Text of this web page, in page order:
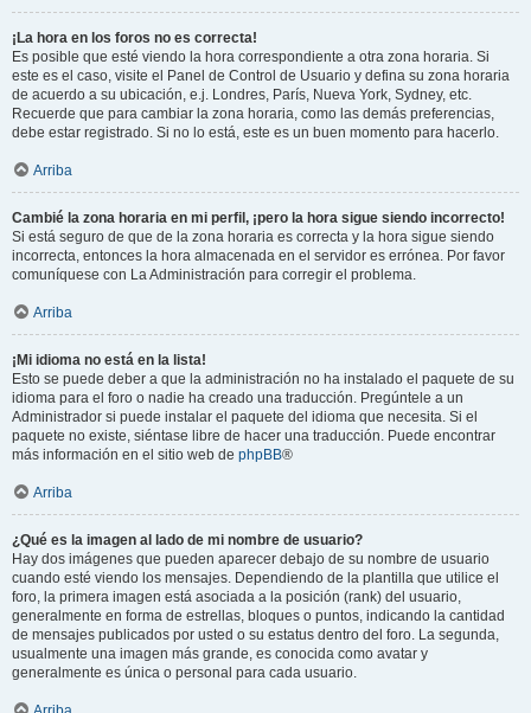
¡La hora en los foros no es correcta!
Es posible que esté viendo la hora correspondiente a otra zona horaria. Si
este es el caso, visite el Panel de Control de Usuario y defina su zona horaria
de acuerdo a su ubicación, e.j. Londres, París, Nueva York, Sydney, etc.
Recuerde que para cambiar la zona horaria, como las demás preferencias,
debe estar registrado. Si no lo está, este es un buen momento para hacerlo.
Arriba
Cambié la zona horaria en mi perfil, ¡pero la hora sigue siendo incorrecto!
Si está seguro de que de la zona horaria es correcta y la hora sigue siendo
incorrecta, entonces la hora almacenada en el servidor es errónea. Por favor
comuníquese con La Administración para corregir el problema.
Arriba
¡Mi idioma no está en la lista!
Esto se puede deber a que la administración no ha instalado el paquete de su
idioma para el foro o nadie ha creado una traducción. Pregúntele a un
Administrador si puede instalar el paquete del idioma que necesita. Si el
paquete no existe, siéntase libre de hacer una traducción. Puede encontrar
más información en el sitio web de phpBB®
Arriba
¿Qué es la imagen al lado de mi nombre de usuario?
Hay dos imágenes que pueden aparecer debajo de su nombre de usuario
cuando esté viendo los mensajes. Dependiendo de la plantilla que utilice el
foro, la primera imagen está asociada a la posición (rank) del usuario,
generalmente en forma de estrellas, bloques o puntos, indicando la cantidad
de mensajes publicados por usted o su estatus dentro del foro. La segunda,
usualmente una imagen más grande, es conocida como avatar y
generalmente es única o personal para cada usuario.